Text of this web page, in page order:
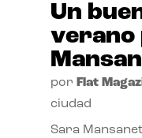
Un
verano
por Flat
ciudad
Sara